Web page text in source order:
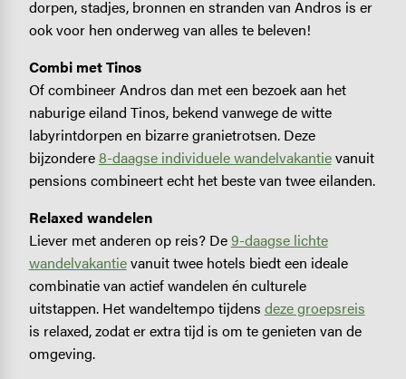
dorpen, stadjes, bronnen en stranden van Andros is er
ook voor hen onderweg van alles te beleven!
Combi met Tinos
Of combineer Andros dan met een bezoek aan het
naburige eiland Tinos, bekend vanwege de witte
labyrintdorpen en bizarre granietrotsen. Deze
bijzondere8-daagse individuele wandelvakantievanuit
pensions combineert echt het beste van twee eilanden.
Relaxed wandelen
Liever met anderen op reis? De9-daagse lichte
wandelvakantievanuit twee hotels biedt een ideale
combinatie van actief wandelen én culturele
uitstappen. Het wandeltempo tijdens deze groepsreis
is relaxed, zodat er extra tijd is om te genieten van de
omgeving.